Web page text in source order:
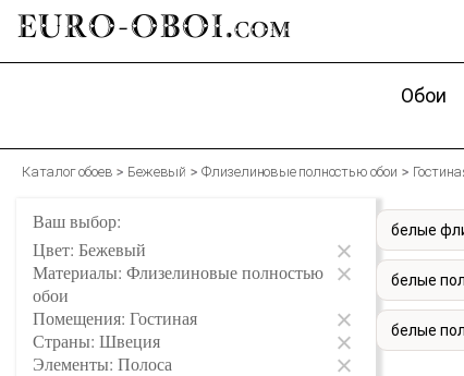
EURO-OBOI.com
Обои
Каталог обоев Бежевый Флизелиновые полностью обои
Ваш выбор:
Цвет: Бежевый
Материалы: Флизелиновые полностью
обои
Помещения: Гостиная
Страны: Швеция
Элементы: Полоса
белые
белые
белые